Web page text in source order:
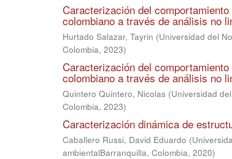
Caracterización del
colombiano a través de análisis no
Hurtado Salazar, Tayrin (Universidad del
Colombia, 2023)
Caracterización del
colombiano a través de análisis no
Quintero Quintero, Nicolas (Universidad
Colombia, 2023)
Caracterización dinámica de
Caballero Russi, David Eduardo (
ambientalBarranquilla, Colombia, 2020)